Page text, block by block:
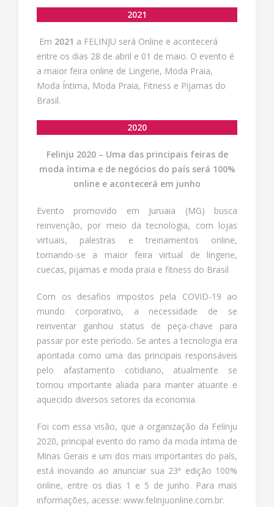
2021
Em 2021 a FELINJU será Online e acontecerá
entre os dias 28 de abril e 01 de maio. O evento é
a maior feira online de Lingerie, Moda Praia,
Moda Íntima, Moda Praia, Fitness e Pijamas do
Brasil.
2020
Felinju 2020 – Uma das principais feiras de
moda íntima e de negócios do país será 100%
online e acontecerá em junho
Evento promovido em Juruaia (MG) busca
reinvenção, por meio da tecnologia, com lojas
virtuais, palestras e treinamentos online,
tornando-se a maior feira virtual de lingerie,
cuecas, pijamas e moda praia e fitness do Brasil
Com os desafios impostos pela COVID-19 ao
mundo corporativo, a necessidade de se
reinventar ganhou status de peça-chave para
passar por este período. Se antes a tecnologia era
apontada como uma das principais responsáveis
pelo afastamento cotidiano, atualmente se
tornou importante aliada para manter atuante e
aquecido diversos setores da economia.
Foi com essa visão, que a organização da Felinju
2020, principal evento do ramo da moda íntima de
Minas Gerais e um dos mais importantes do país,
está inovando ao anunciar sua 23ª edição 100%
online, entre os dias 1 e 5 de junho. Para mais
informações, acesse: www.felinjuonline.com.br.